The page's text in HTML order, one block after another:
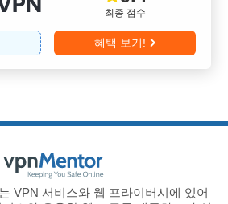
최종 점수
혜택 보기!
VPN 서비스와 웹 프라이버시에 있어